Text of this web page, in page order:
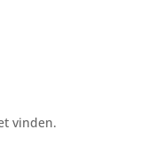
vinden.